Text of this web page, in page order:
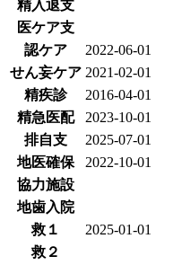
精入退支
医ケア支
認ケア
2022-06-01
せん妄ケア 2021-02-01
精疾診
2016-04-01
精急医配
2023-10-01
排自支
2025-07-01
地医確保
2022-10-01
協力施設
地歯入院
救１
2025-01-01
救２